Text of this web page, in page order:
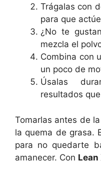
Trágalas con
para que
¿No te
mezcla el
Combina con
un poco de
Úsalas
resultados
Tomarlas antes de
la quema de grasa.
para no quedarte
amanecer. Con Lean